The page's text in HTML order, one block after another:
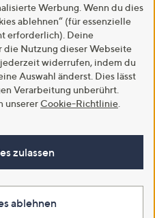
Werbung. Wenn du dies
ablehnen“ (für essenzielle
erforderlich). Deine
Nutzung dieser Webseite
widerrufen, indem du
Auswahl änderst. Dies lässt
Verarbeitung unberührt.
unserer Cookie-Richtlinie
zulassen
ablehnen